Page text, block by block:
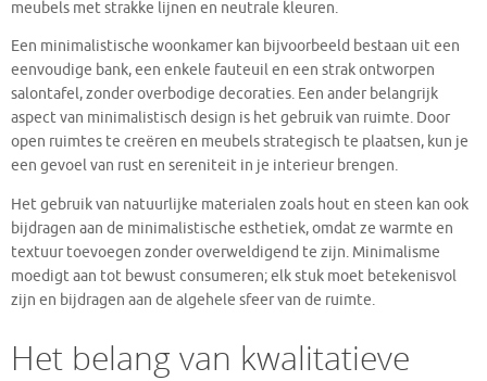
meubels met strakke lijnen en neutrale kleuren.
Een minimalistische woonkamer kan bijvoorbeeld bestaan uit een
eenvoudige bank, een enkele fauteuil en een strak ontworpen
salontafel, zonder overbodige decoraties. Een ander belangrijk
aspect van minimalistisch design is het gebruik van ruimte. Door
open ruimtes te creëren en meubels strategisch te plaatsen, kun je
een gevoel van rust en sereniteit in je interieur brengen.
Het gebruik van natuurlijke materialen zoals hout en steen kan ook
bijdragen aan de minimalistische esthetiek, omdat ze warmte en
textuur toevoegen zonder overweldigend te zijn. Minimalisme
moedigt aan tot bewust consumeren; elk stuk moet betekenisvol
zijn en bijdragen aan de algehele sfeer van de ruimte.
Het belang van kwalitatieve